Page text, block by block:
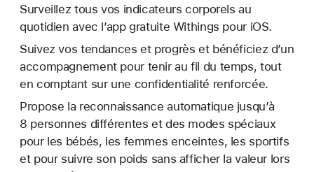
Surveillez tous vos indicateurs corporels au
quotidien avec l’app gratuite Withings pour iOS.
Suivez vos tendances et progrès et bénéficiez d’un
accompagnement pour tenir au fil du temps, tout
en comptant sur une confidentialité renforcée.
Propose la reconnaissance automatique jusqu’à
8 personnes différentes et des modes spéciaux
pour les bébés, les femmes enceintes, les sportifs
et pour suivre son poids sans afficher la valeur lors